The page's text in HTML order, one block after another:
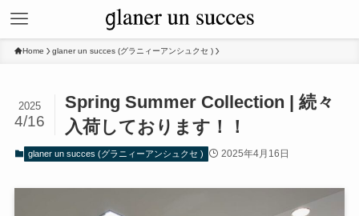
Home glaner un succes (グラニィーアンシュクセ )
Spring Summer Collection | 続々
入荷しております！！
2025
4/16
glaner un succes (グラニィーアンシュクセ ) 2025年4月16日